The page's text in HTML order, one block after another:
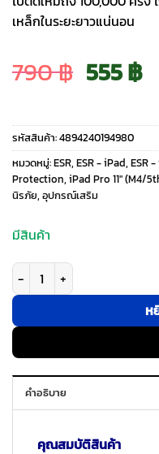
เหล็กในระยะยาวแน่นอน
790฿ Original
price
was:
790 ฿.
555฿
รหัสสินค้า:4894240194980
หมวดหมู่:ESR, ESR - iPad, ESR
Protection, iPad Pro 11" (M4/
นิรภัย, อุปกรณ์เสริม
มีสินค้า
จำนวน ESR รุ่น Paper-Feel
ห
คำอธิบาย
คุณสมบัติสินค้า